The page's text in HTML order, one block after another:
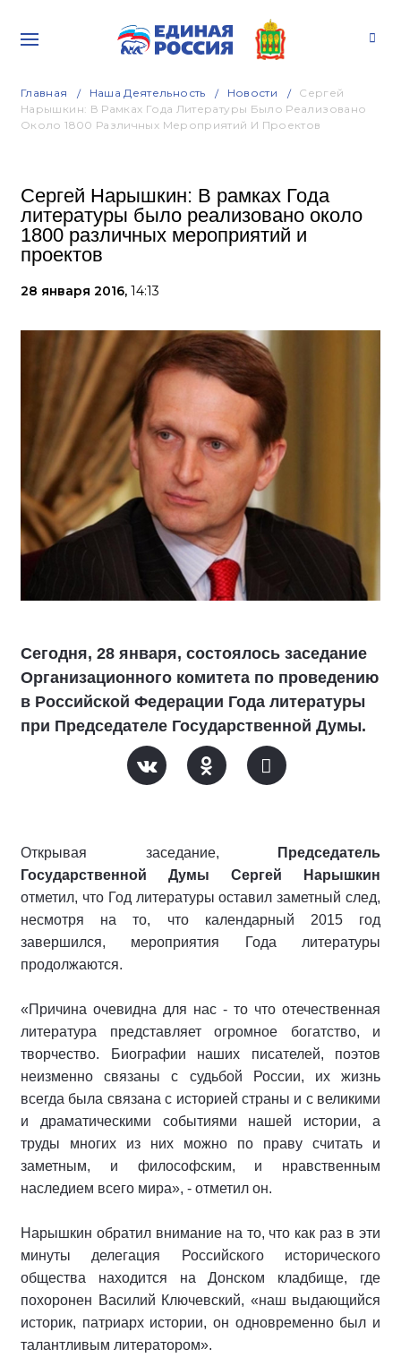
Главная Наша Деятельность Новости
Сергей
Нарышкин: В Рамках Года Литературы Было Реализовано
Около 1800 Различных Мероприятий И Проектов
Сергей Нарышкин: В рамках Года
литературы было реализовано около
1800 различных мероприятий и
проектов
28 января 2016, 14:13
Сегодня, 28 января, состоялось заседание
Организационного комитета по проведению
в Российской Федерации Года литературы
при Председателе Государственной Думы.
Открывая заседание,
Председатель
Государственной Думы Сергей Нарышкин
отметил, что Год литературы оставил заметный след,
несмотря на то, что календарный 2015 год
завершился, мероприятия Года литературы
продолжаются.
«Причина очевидна для нас - то что отечественная
литература представляет огромное богатство, и
творчество. Биографии наших писателей, поэтов
неизменно связаны с судьбой России, их жизнь
всегда была связана с историей страны и с великими
и драматическими событиями нашей истории, а
труды многих из них можно по праву считать и
заметным, и философским, и нравственным
наследием всего мира», - отметил он.
Нарышкин обратил внимание на то, что как раз в эти
минуты делегация Российского исторического
общества находится на Донском кладбище, где
похоронен Василий Ключевский, «наш выдающийся
историк, патриарх истории, он одновременно был и
талантливым литератором».